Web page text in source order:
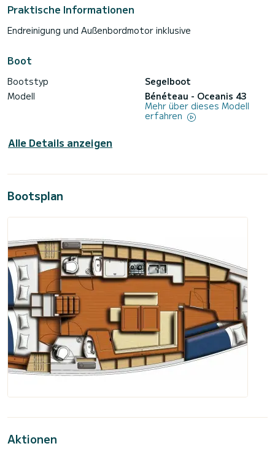
Praktische Informationen
Endreinigung und Außenbordmotor inklusive
Boot
Bootstyp
Segelboot
Modell
Bénéteau - Oceanis 43
Mehr über dieses Modell
erfahren
Alle Details anzeigen
Bootsplan
Aktionen